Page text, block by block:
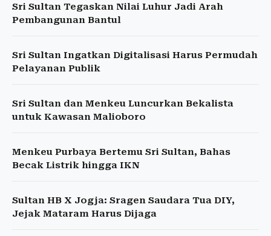
Sri Sultan Tegaskan Nilai Luhur Jadi Arah
Pembangunan Bantul
Sri Sultan Ingatkan Digitalisasi Harus Permudah
Pelayanan Publik
Sri Sultan dan Menkeu Luncurkan Bekalista
untuk Kawasan Malioboro
Menkeu Purbaya Bertemu Sri Sultan, Bahas
Becak Listrik hingga IKN
Sultan HB X Jogja: Sragen Saudara Tua DIY,
Jejak Mataram Harus Dijaga